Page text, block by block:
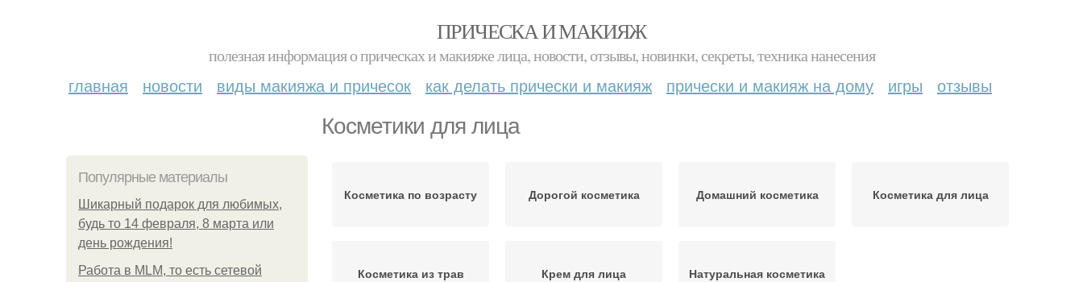
ПРИЧЕСКА И МАКИЯЖ
полезная информация о прическах и макияже лица, новости, отзывы, новинки, секреты, техника нанесения
главная новости виды макияжа и причесок как делать прически и макияж прически и макияж на дому игры отзывы
Косметики для лица
Популярные материалы
Шикарный подарок для любимых,
будь то 14 февраля, 8 марта или
день рождения!
Работа в MLM, то есть сетевой
Косметика по возрасту Дорогой косметика Домашний косметика Косметика для лица
Косметика из трав Крем для лица Натуральная косметика